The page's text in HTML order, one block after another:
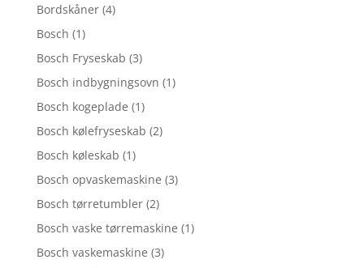
Bordskåner (4)
Bosch (1)
Bosch Fryseskab (3)
Bosch indbygningsovn (1)
Bosch kogeplade (1)
Bosch kølefryseskab (2)
Bosch køleskab (1)
Bosch opvaskemaskine (3)
Bosch tørretumbler (2)
Bosch vaske tørremaskine (1)
Bosch vaskemaskine (3)